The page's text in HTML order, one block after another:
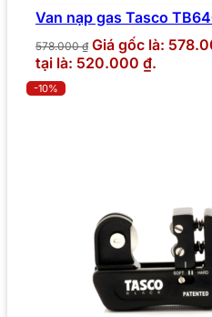
Van nạp gas Tasco
578.000₫ Giá gốc là:
tại là: 520.000 ₫.
-10%